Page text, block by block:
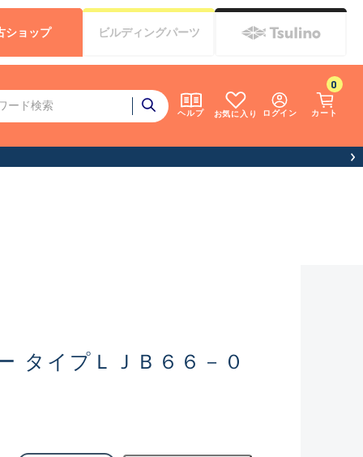
ヘルプ お気に入り ログイン カート
0
ショップ ビルディングパーツ
タイプＬＪＢ６６－０